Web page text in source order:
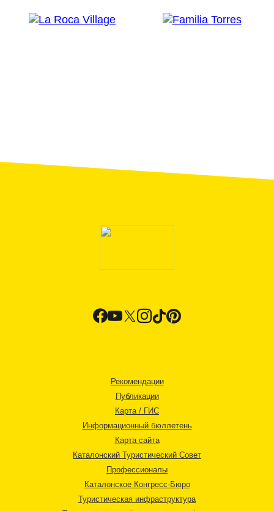
Рекомендации
Публикации
Карта / ГИС
Информационный бюллетень
Карта сайта
Каталонский Туристический Совет
Профессионалы
Каталонское Конгресс-Бюро
Туристическая инфраструктура